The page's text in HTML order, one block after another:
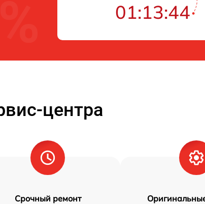
01:13:43
центра
Срочный ремонт